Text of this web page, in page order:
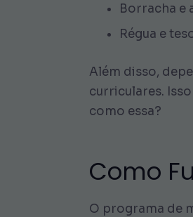
Borracha e
Régua e
Além disso,
curriculares.
como essa?
Como
O programa de